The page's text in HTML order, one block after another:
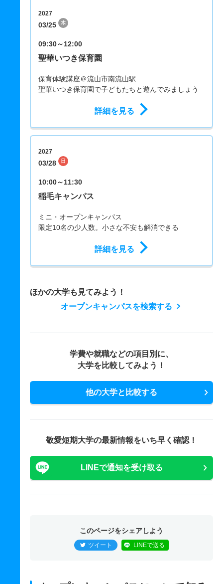
2027
03/25 木
09:30～12:00
聖華いつき保育園
保育体験講座＠流山市南流山駅
聖華いつき保育園で子どもたちと遊んでみましょう
詳細を見る
2027
03/28 日
10:00～11:30
稲毛キャンパス
ミニ・オープンキャンパス
限定10名の少人数。小さな不安も解消できる
詳細を見る
ほかの大学も見てみよう！
オープンキャンパスを検索する
学費や就職などの項目別に、
大学を比較してみよう！
他の大学と比較する
敬愛短期大学の最新情報をいち早く確認！
LINEで通知を受け取る
このページをシェアしよう
ツイート LINEで送る